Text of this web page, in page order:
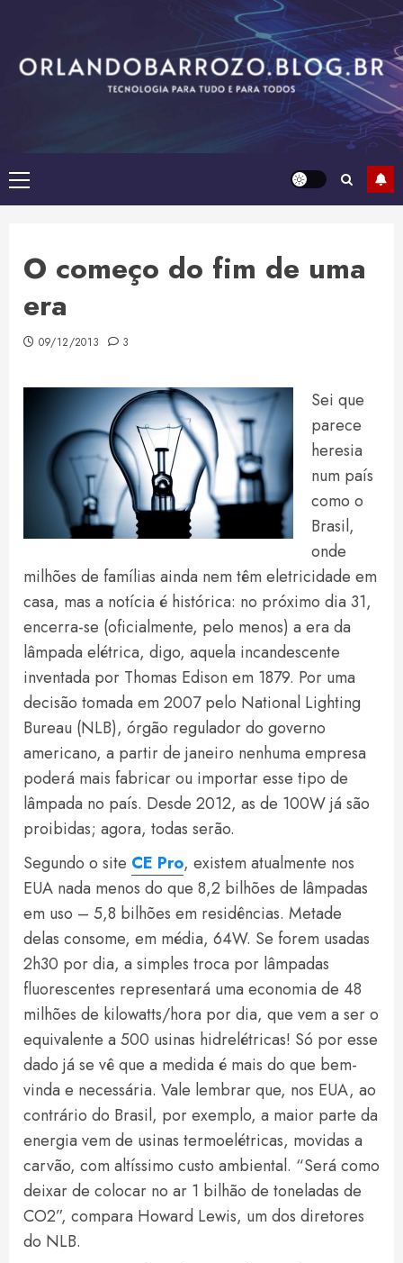
content
Primary
Menu
O começo do fim de uma
era
09/12/2013 3
Sei que
parece
heresia
num país
como o
Brasil,
onde
milhões de famílias ainda nem têm eletricidade em
casa, mas a notícia é histórica: no próximo dia 31,
encerra-se (oficialmente, pelo menos) a era da
lâmpada elétrica, digo, aquela incandescente
inventada por Thomas Edison em 1879. Por uma
decisão tomada em 2007 pelo National Lighting
Bureau (NLB), órgão regulador do governo
americano, a partir de janeiro nenhuma empresa
poderá mais fabricar ou importar esse tipo de
lâmpada no país. Desde 2012, as de 100W já são
proibidas; agora, todas serão.
Segundo o site CE Pro, existem atualmente nos
EUA nada menos do que 8,2 bilhões de lâmpadas
em uso – 5,8 bilhões em residências. Metade
delas consome, em média, 64W. Se forem usadas
2h30 por dia, a simples troca por lâmpadas
fluorescentes representará uma economia de 48
milhões de kilowatts/hora por dia, que vem a ser o
equivalente a 500 usinas hidrelétricas! Só por esse
dado já se vê que a medida é mais do que bem-
vinda e necessária. Vale lembrar que, nos EUA, ao
contrário do Brasil, por exemplo, a maior parte da
energia vem de usinas termoelétricas, movidas a
carvão, com altíssimo custo ambiental. “Será como
deixar de colocar no ar 1 bilhão de toneladas de
CO2”, compara Howard Lewis, um dos diretores
do NLB.